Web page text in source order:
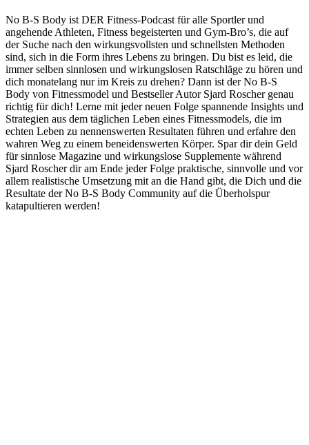
No B-S Body ist DER Fitness-Podcast für alle Sportler und
angehende Athleten, Fitness begeisterten und Gym-Bro’s, die auf
der Suche nach den wirkungsvollsten und schnellsten Methoden
sind, sich in die Form ihres Lebens zu bringen. Du bist es leid, die
immer selben sinnlosen und wirkungslosen Ratschläge zu hören und
dich monatelang nur im Kreis zu drehen? Dann ist der No B-S
Body von Fitnessmodel und Bestseller Autor Sjard Roscher genau
richtig für dich! Lerne mit jeder neuen Folge spannende Insights und
Strategien aus dem täglichen Leben eines Fitnessmodels, die im
echten Leben zu nennenswerten Resultaten führen und erfahre den
wahren Weg zu einem beneidenswerten Körper. Spar dir dein Geld
für sinnlose Magazine und wirkungslose Supplemente während
Sjard Roscher dir am Ende jeder Folge praktische, sinnvolle und vor
allem realistische Umsetzung mit an die Hand gibt, die Dich und die
Resultate der No B-S Body Community auf die Überholspur
katapultieren werden!